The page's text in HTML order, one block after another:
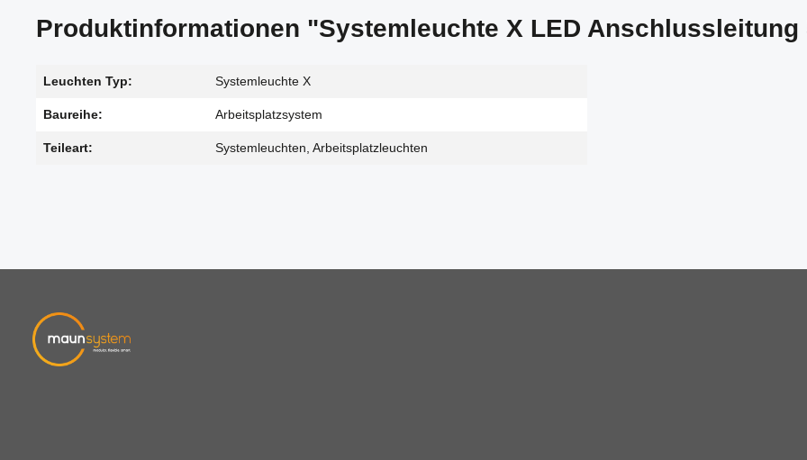
Produktinformationen "Systemleuchte X LED Anschlussleitung
Leuchten Typ: Systemleuchte X
Baureihe: Arbeitsplatzsystem
Teileart: Systemleuchten, Arbeitsplatzleuchten